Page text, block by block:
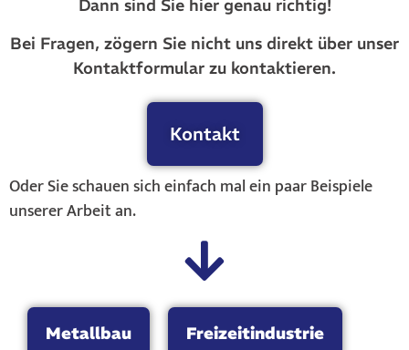
Dann sind Sie hier genau richtig!
Bei Fragen, zögern Sie nicht uns direkt über unser
Kontaktformular zu kontaktieren.
Kontakt
Oder Sie schauen sich einfach mal ein paar Beispiele
unserer Arbeit an.
Metallbau Freizeitindustrie